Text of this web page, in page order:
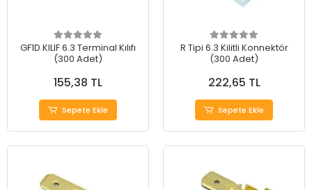
GF1D KILIF 6.3 Terminal Kılıfı
(300 Adet)
155,38 TL
Sepete Ekle
R Tipi 6.3 Kilitli Konnektör
(300 Adet)
222,65 TL
Sepete Ekle